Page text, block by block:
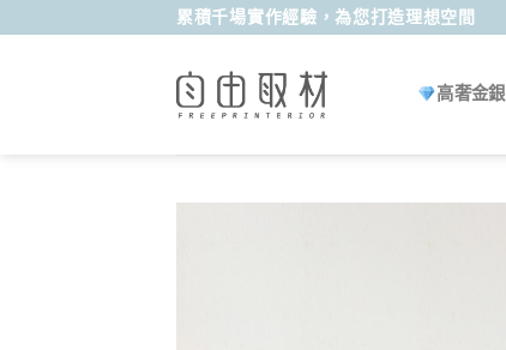
累積千場實作經驗，為您打造理想空間
高奢金銀